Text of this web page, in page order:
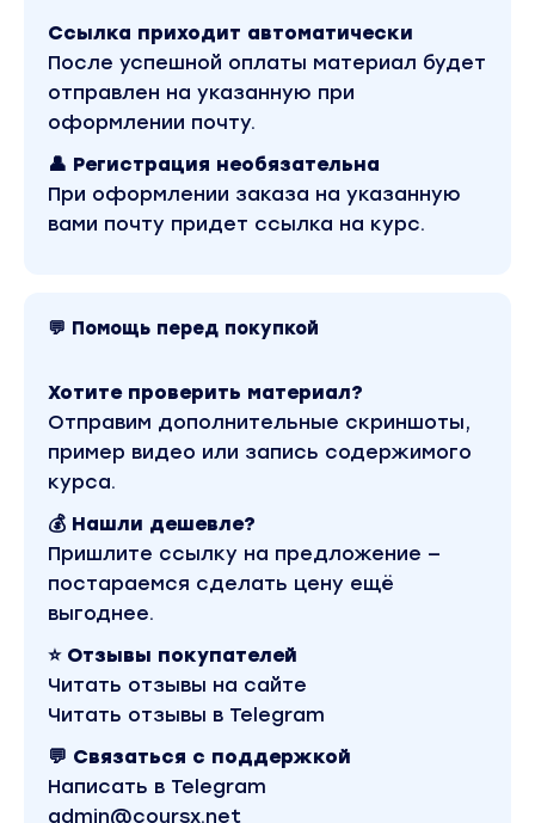
интеллект с сфере текстового общения, это
подойдёт таким профессиям как:
Сценарист, копирайтер, блогер, создатели
сайтов, специалисты по соц. сетям и т.д
Тут настолько огромный потенциал для
все что нужно это буквально зайти и за
кликов создавать текст для сайта, блога,
Работа с изображениями
Этот блок особенно будет интересен
что такое "промты", "seed" и как всё это
использовать.
Самое бональное что Adobe Stock, принимает
фотографии сделанные ИИ и продает их.
Ну находятся и такие вундеркинды, которые
просто делают деньги из воздуха и знаете что
самое интересное? Покупатель найдется!
Естественно это самые банальные примеры
сок будет в курсе
Этот блок само собой для тех кто создаёт
контент, кстати большой прорыв для тех кто
Ссылка приходит автоматически
После успешной оплаты материал будет
отправлен на указанную при
оформлении почту.
👤 Регистрация необязательна
При оформлении заказа на указанную
вами почту придет ссылка на курс.
💬 Помощь перед покупкой
Хотите проверить материал?
Отправим дополнительные скриншоты,
пример видео или запись содержимого
курса.
💰 Нашли дешевле?
Пришлите ссылку на предложение —
постараемся сделать цену ещё
выгоднее.
⭐ Отзывы покупателей
Читать отзывы на сайте
Читать отзывы в Telegram
💬 Связаться с поддержкой
Написать в Telegram
admin@coursx.net